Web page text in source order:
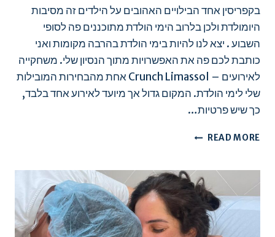
בקפריסין אחד הבילויים האהובים על הילדים זה מסיבות
היומולדת ולכן בלרוב הימי הולדת מתוכננים פה לסופי
השבוע . יצא לנו להיות בימי הולדת בהרבה מקומות ואני
כותבת לכם פה את האפשרויות מתוך הנסיון שלי. משחקייה
לאירועים – Crunch Limassol אחת מהבחירות המובילות
שלי לימי הולדת. המקום גדול אך מיועד לאירוע אחד בלבד,
כך שיש פרטיות…
READ MORE
מקומות
בלימסול